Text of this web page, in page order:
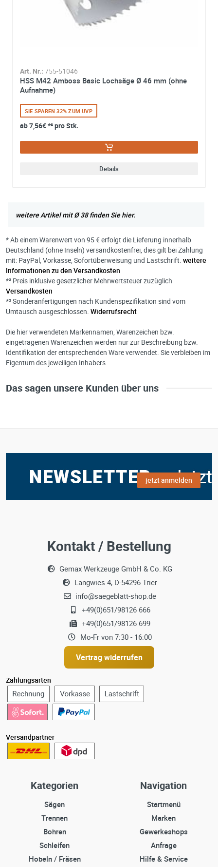
Art. Nr.: 755-51046
HSS M42 Amboss Basic Lochsäge Ø 46 mm (ohne
Aufnahme)
SIE SPAREN 32% ZUM UVP
ab7,56€*² pro Stk.
Details
weitere Artikel mit Ø 38 finden Sie hier.
* Ab einem Warenwert von 95 € erfolgt die Lieferung innerhalb
Deutschland (ohne Inseln) versandkostenfrei, dies gilt bei Zahlung
mit: PayPal, Vorkasse, Sofortüberweisung und Lastschrift. weitere
Informationen zu den Versandkosten
*² Preis inklusive gesetzlicher Mehrwertsteuer zuzüglich
Versandkosten
*³ Sonderanfertigungen nach Kundenspezifikation sind vom
Umtausch ausgeschlossen. Widerrufsrecht
Die hier verwendeten Markennamen, Warenzeichen bzw.
eingetragenen Warenzeichen werden nur zur Beschreibung bzw.
Identifikation der entsprechenden Ware verwendet. Sie verbleiben im
Eigentum des jeweiligen Inhabers.
Das sagen unsere Kunden über uns
jetzt anmelden
Kontakt / Bestellung
Gemax Werkzeuge GmbH & Co. KG
Langwies 4, D-54296 Trier
info@saegeblatt-shop.de
+49(0)651/98126 666
+49(0)651/98126 699
Mo-Fr von 7:30 - 16:00
Vertrag widerrufen
Zahlungsarten
Versandpartner
Kategorien
Sägen
Trennen
Bohren
Schleifen
Hobeln / Fräsen
Navigation
Startmenü
Marken
Gewerkeshops
Anfrage
Hilfe & Service